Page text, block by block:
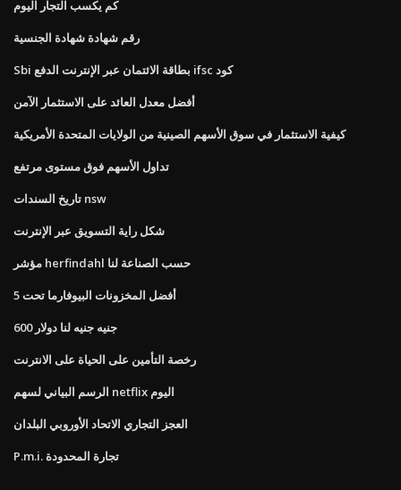
كم يكسب التجار اليوم
رقم شهادة شهادة الجنسية
Sbi بطاقة الائتمان عبر الإنترنت الدفع ifsc كود
أفضل معدل العائد على الاستثمار الآمن
كيفية الاستثمار في سوق الأسهم الصينية من الولايات المتحدة الأمريكية
تداول الأسهم فوق مستوى مرتفع
تاريخ السندات nsw
شكل راية التسويق عبر الإنترنت
مؤشر herfindahl حسب الصناعة لنا
أفضل المخزونات البيوفارما تحت 5
600 جنيه جنيه لنا دولار
رخصة التأمين على الحياة على الانترنت
الرسم البياني لسهم netflix اليوم
العجز التجاري الاتحاد الأوروبي البلدان
P.m.i. تجارة المحدودة